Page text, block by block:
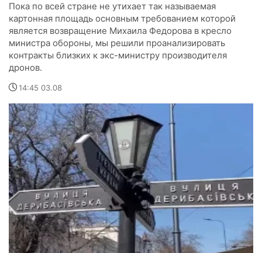
Пока по всей стране не утихает так называемая
картонная площадь основным требованием которой
является возвращение Михаила Федорова в кресло
министра обороны, мы решили проанализировать
контракты близких к экс-министру производителя
дронов.
14:45 03.08